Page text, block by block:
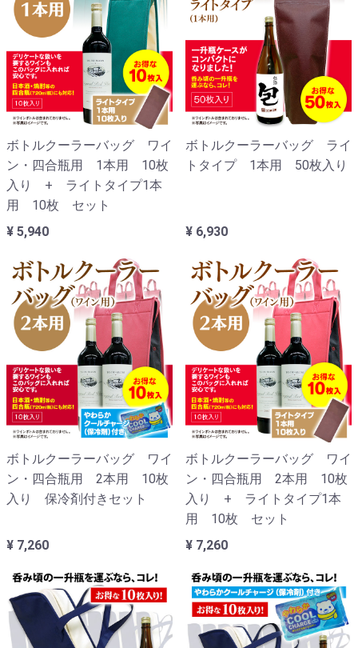
ボトルクーラーバッグ ワイ
ン・四合瓶用 1本用 10枚
入り + ライトタイプ1本
用 10枚 セット
¥ 5,940
ボトルクーラーバッグ ライ
トタイプ 1本用 50枚入り
¥ 6,930
ボトルクーラーバッグ ワイ
ン・四合瓶用 2本用 10枚
入り 保冷剤付きセット
¥ 7,260
ボトルクーラーバッグ ワイ
ン・四合瓶用 2本用 10枚
入り + ライトタイプ1本
用 10枚 セット
¥ 7,260